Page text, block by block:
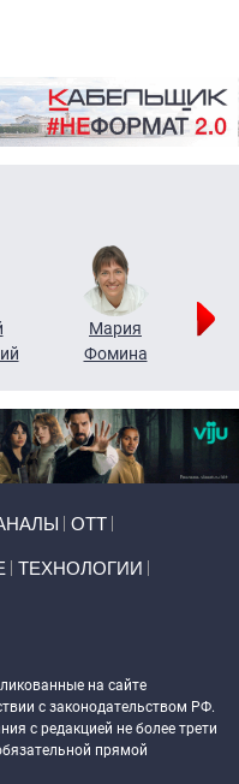
Мария
Фомина
ОТТ
ТЕХНОЛОГИИ
на сайте
с законодательством РФ.
с редакцией не более трети
прямой